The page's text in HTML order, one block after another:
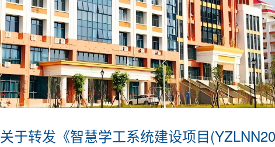
关于转发《智慧学工系统建设项目